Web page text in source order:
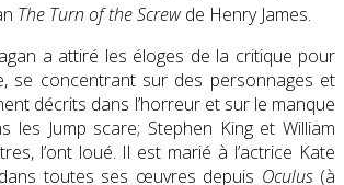
The Turn of the Screwde Henry James.
a attiré les éloges de la critique pour
se concentrant sur des personnages et
décrits dans l’horreur et sur le manque
les Jump scare; Stephen King et William
l’ont loué. Il est marié à l’actrice Kate
toutes ses œuvres depuis Oculus(à